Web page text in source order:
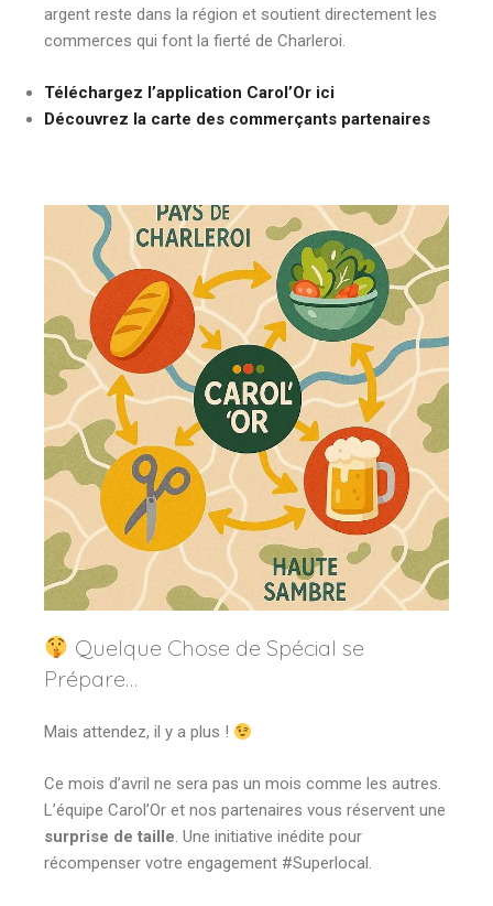
argent reste dans la région et soutient directement les
commerces qui font la fierté de Charleroi.
Téléchargez l’application Carol’Or ici
Découvrez la carte des commerçants partenaires
Quelque Chose de Spécial se
Prépare…
Mais attendez, il y a plus !
Ce mois d’avril ne sera pas un mois comme les autres.
L’équipe Carol’Or et nos partenaires vous réservent une
surprise de taille. Une initiative inédite pour
récompenser votre engagement #Superlocal.